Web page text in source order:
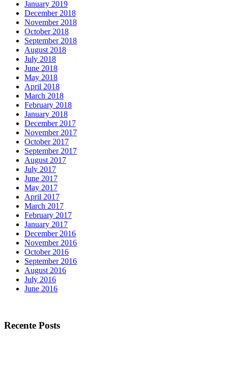
January 2019
December 2018
November 2018
October 2018
September 2018
August 2018
July 2018
June 2018
May 2018
April 2018
March 2018
February 2018
January 2018
December 2017
November 2017
October 2017
September 2017
August 2017
July 2017
June 2017
May 2017
April 2017
March 2017
February 2017
January 2017
December 2016
November 2016
October 2016
September 2016
August 2016
July 2016
June 2016
Recente Posts